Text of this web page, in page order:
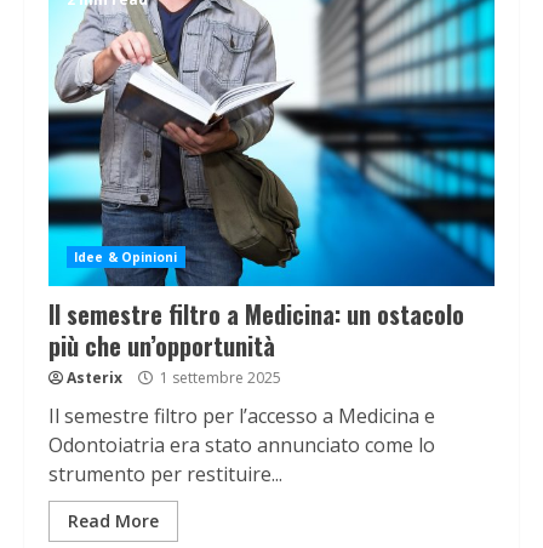
Idee & Opinioni
Il semestre filtro a Medicina: un ostacolo
più che un’opportunità
Asterix 1 settembre 2025
Il semestre filtro per l’accesso a Medicina e
Odontoiatria era stato annunciato come lo
strumento per restituire...
Read More